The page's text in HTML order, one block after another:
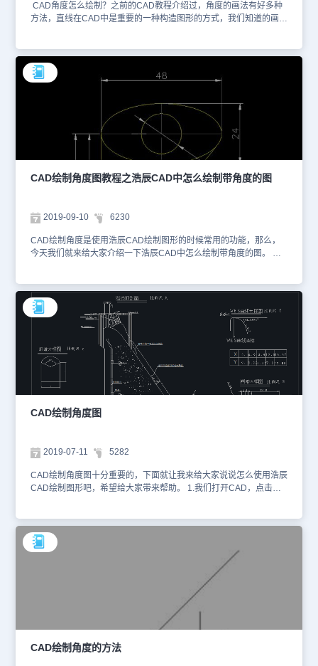
CAD角度怎么绘制？之前的CAD教程介绍过，角度的画法有好多种
方法，直线在CAD中是重要的一种构造图形的方式，我们知道的画线
种，最简单的给大家分享下。 例如，画一个三角形，一个角为35°，
两边长分别为300，400。 1、打开CAD，绘制第一条线;长300，
2、接着输入角度，<35，回车 3、输入第二条线，长400. 4、然后闭
就是在浩辰CAD绘制角度的全部操作过程，一般来说CAD中的命令
CAD绘制角度图教程之浩辰CAD中怎么绘制带角度的图
2019-09-10 6230
CAD绘制角度是使用浩辰CAD绘制图形的时候常用的功能，那么，
今天我们就来给大家介绍一下浩辰CAD中怎么绘制带角度的图。 浩
头直线的端点，然后完成直线的长度的绘制。 3.我们绘制完成之后，
就是箭头部分的制作，我们在命令行中输入【W】，然后回车，执行
命令。 4.我们输入【W】然后便是选择宽度，输入选中的起点的宽
度，我们需要考虑到美观，4-8的区间都是可以设置的，并且根据每
个人的不同需求，设置也不尽相同。 5.接着我们就是输入端点宽度，
在端点输入0.然后我们回车执行命令。 6.这样我们就完成了一个箭头
的绘制，操作的效果可以参考下图。 然后我们下图标记的箭头部分
输入的宽度为8的时候的箭头效果。 通过上面七个步骤的介绍，对于
CAD绘制角度的在我们绘制图形上带上角度，这个就变得不是太难
了，只要跟着去操作就可以了。
CAD绘制角度图
2019-07-11 5282
CAD绘制角度图十分重要的，下面就让我来给大家说说怎么使用浩辰
CAD绘制图形吧，希望给大家带来帮助。 1.我们打开CAD，点击左
后，就是箭头部分的制作，我们在命令行中输入【W】，然后回车，
执行命令。 4.我们输入【W】然后便是选择宽度，输入选中的起点的
宽度，我们需要考虑到美观，4-8的区间都是可以设置的，并且根据
绘制角度图的简单设置步骤啦，是不是很简单呢，希望给大家带来一
些学习上的帮助。
CAD绘制角度的方法